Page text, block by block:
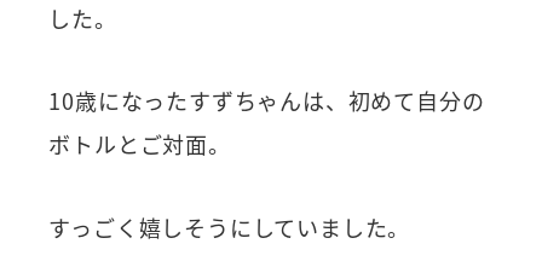
した。
10歳になったすずちゃんは、初めて自分の
ボトルとご対面。
すっごく嬉しそうにしていました。